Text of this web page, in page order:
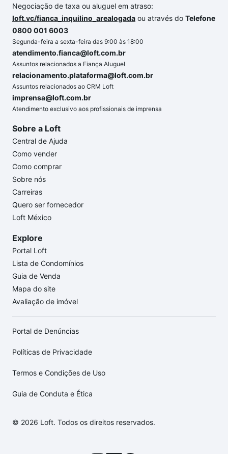
Negociação de taxa ou aluguel em atraso:
loft.vc/fianca_inquilino_arealogada ou através do Telefone
0800 001 6003
Segunda-feira a sexta-feira das 9:00 às 18:00
atendimento.fianca@loft.com.br
Assuntos relacionados a Fiança Aluguel
relacionamento.plataforma@loft.com.br
Assuntos relacionados ao CRM Loft
imprensa@loft.com.br
Atendimento exclusivo aos profissionais de imprensa
Sobre a Loft
Central de Ajuda
Como vender
Como comprar
Sobre nós
Carreiras
Quero ser fornecedor
Loft México
Explore
Portal Loft
Lista de Condomínios
Guia de Venda
Mapa do site
Avaliação de imóvel
Portal de Denúncias
Políticas de Privacidade
Termos e Condições de Uso
Guia de Conduta e Ética
© 2026 Loft. Todos os direitos reservados.